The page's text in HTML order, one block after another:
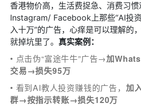
您可隨時向我們申明是否願意繼續接收推廣
1. 如欲取消收取推廣，請從我們的電郵推廣
結，或
2. 以想取消的電郵地址電郵至
香港物价高，生活费捉急、消费习
Instagram/ Facebook上那些“AI投资
入十万”的广告，心痒是可以理解的
就掉坑里了。 真实案例：
• 点击伪“富途牛牛”广告→加
交易→损失95万
• 看到AI教人投资赚钱的广告， 加
群→按指示转账→损失120万